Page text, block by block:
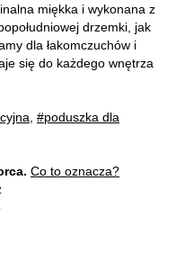
miękka i wykonana z
drzemki, jak
dla łakomczuchów i
się do każdego wnętrza
#poduszka dla
Co to oznacza?